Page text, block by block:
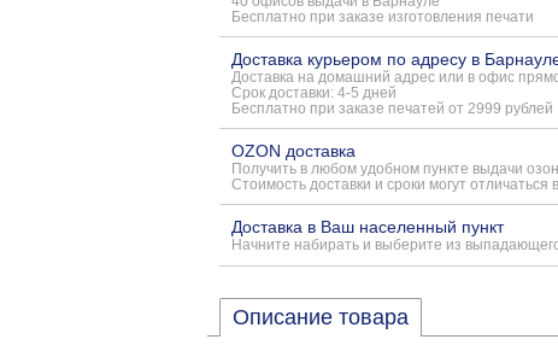
Бесплатно при заказе изготовления печати
Доставка курьером по адресу в
Доставка на домашний адрес или в офис
Срок доставки: 4-5 дней
Бесплатно при заказе печатей от 2999 рублей
OZON доставка
Получить в любом удобном пункте выдачи озон
Стоимость доставки и сроки могут отличаться
Доставка в Ваш населенный пункт
Начните набирать и выберите из
Описание товара